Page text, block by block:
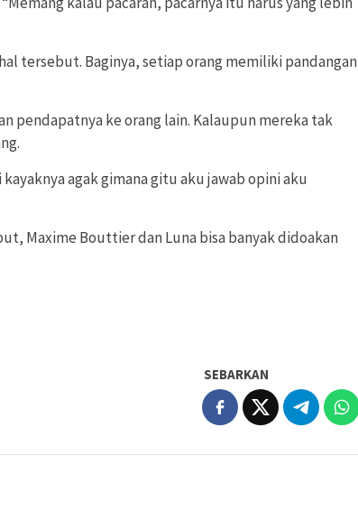
tersebut. Baginya, setiap orang memiliki pandangan
pendapatnya ke orang lain. Kalaupun mereka tak
agak gimana gitu aku jawab opini aku
Maxime Bouttier dan Luna bisa banyak didoakan
SEBARKAN